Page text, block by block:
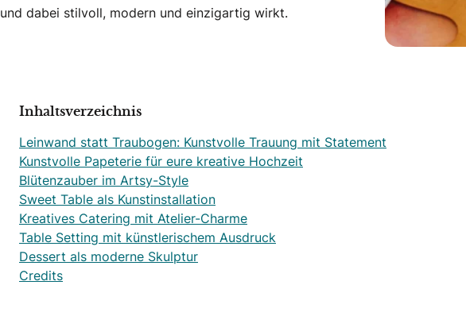
und dabei stilvoll, modern und einzigartig wirkt.
Inhaltsverzeichnis
Leinwand statt Traubogen: Kunstvolle Trauung mit Statement
Kunstvolle Papeterie für eure kreative Hochzeit
Blütenzauber im Artsy-Style
Sweet Table als Kunstinstallation
Kreatives Catering mit Atelier-Charme
Table Setting mit künstlerischem Ausdruck
Dessert als moderne Skulptur
Credits